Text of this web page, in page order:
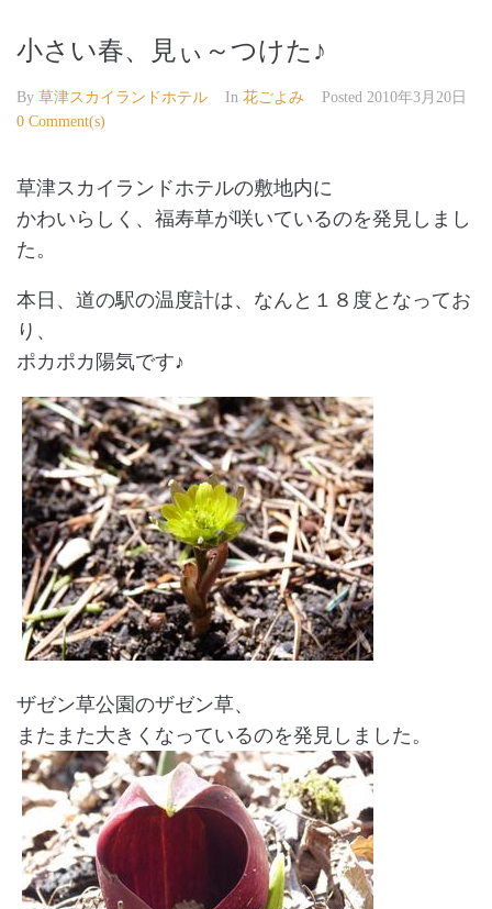
小さい春、見ぃ～つけた♪
By 草津スカイランドホテル In 花ごよみ Posted 2010年3月20日
0 Comment(s)
草津スカイランドホテルの敷地内に
かわいらしく、福寿草が咲いているのを発見しまし
た。
本日、道の駅の温度計は、なんと１８度となってお
り、
ポカポカ陽気です♪
ザゼン草公園のザゼン草、
またまた大きくなっているのを発見しました。